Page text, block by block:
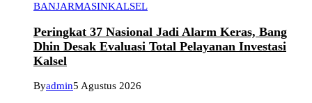
BANJARMASINKALSEL
Peringkat 37 Nasional Jadi Alarm Keras, Bang
Dhin Desak Evaluasi Total Pelayanan Investasi
Kalsel
Byadmin5 Agustus 2026